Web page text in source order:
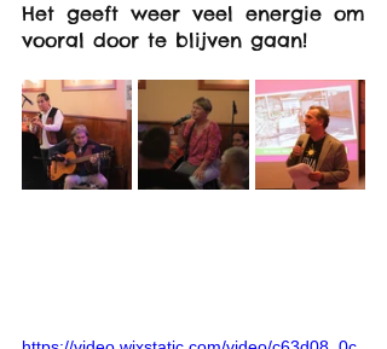
Het geeft weer veel energie om
vooral door te blijven gaan!